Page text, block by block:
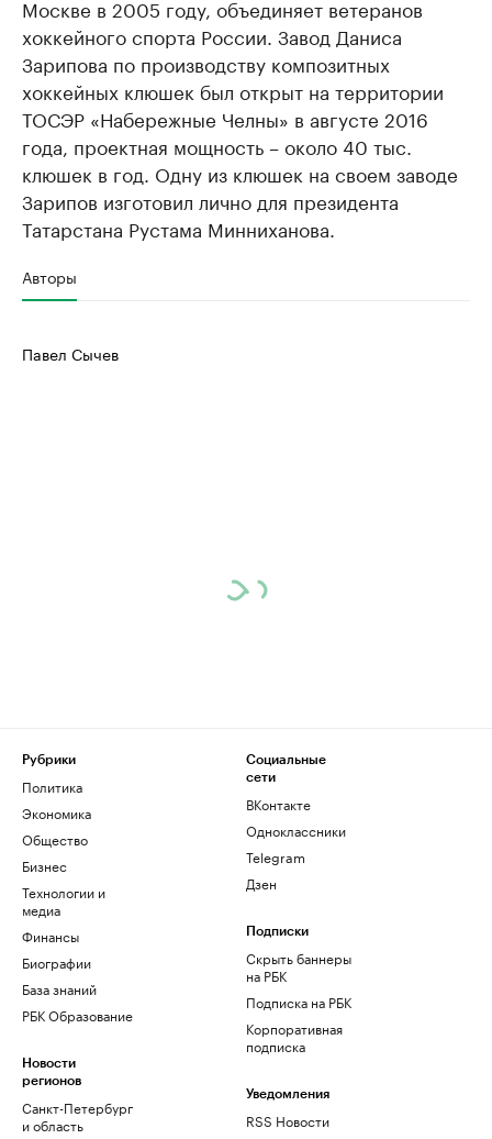
Москве в 2005 году, объединяет ветеранов
хоккейного спорта России. Завод Даниса
Зарипова по производству композитных
хоккейных клюшек был открыт на территории
ТОСЭР «Набережные Челны» в августе 2016
года, проектная мощность – около 40 тыс.
клюшек в год. Одну из клюшек на своем заводе
Зарипов изготовил лично для президента
Татарстана Рустама Минниханова.
Авторы
Павел Сычев
Рубрики
Политика
Экономика
Общество
Бизнес
Технологии и
медиа
Финансы
Биографии
База знаний
РБК Образование
Новости
регионов
Санкт-Петербург
и область
Социальные
сети
ВКонтакте
Одноклассники
Telegram
Дзен
Подписки
Скрыть баннеры
на РБК
Подписка на РБК
Корпоративная
подписка
Уведомления
RSS Новости